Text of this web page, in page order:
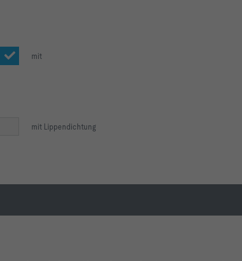
mit
mit Lippendichtung